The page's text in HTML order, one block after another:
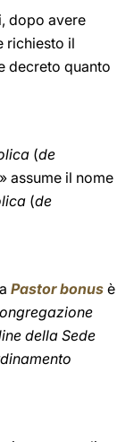
dopo avere
richiesto il
decreto quanto
(de
assume il nome
(de
Pastor bonus è
della Sede